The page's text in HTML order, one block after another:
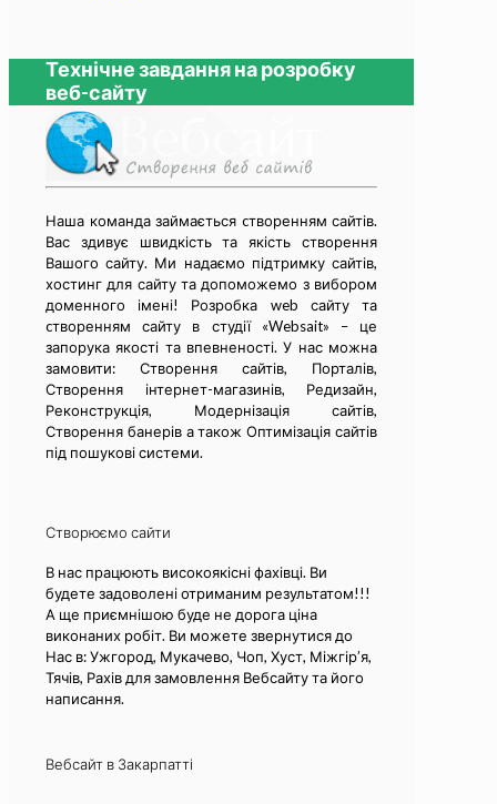
Технічне завдання на розробку
веб-сайту
Наша команда займається cтворенням сайтів.
Вас здивує швидкість та якість створення
Вашого сайту. Ми надаємо підтримку сайтів,
хостинг для сайту та допоможемо з вибором
доменного імені! Розробка web сайту та
cтворенням сайту в студії «Websait» – це
запорука якості та впевненості. У нас можна
замовити: Створення сайтів, Порталів,
Створення інтернет-магазинів, Редизайн,
Реконструкція, Модернізація сайтів,
Створення банерів а також Оптимізація сайтів
під пошукові системи.
Створюємо сайти
В нас працюють високоякісні фахівці. Ви
будете задоволені отриманим результатом!!!
А ще приємнішою буде не дорога ціна
виконаних робіт. Ви можете звернутися до
Нас в: Ужгород, Мукачево, Чоп, Хуст, Міжгір’я,
Тячів, Рахів для замовлення Вебсайту та його
написання.
Вебсайт в Закарпатті